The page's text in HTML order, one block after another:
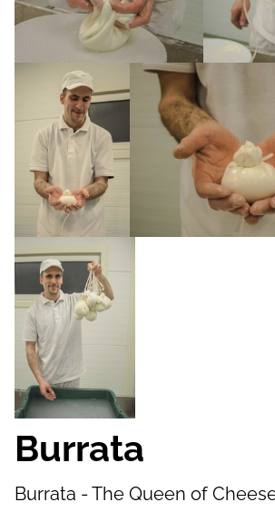
Burrata
Burrata - The Queen of